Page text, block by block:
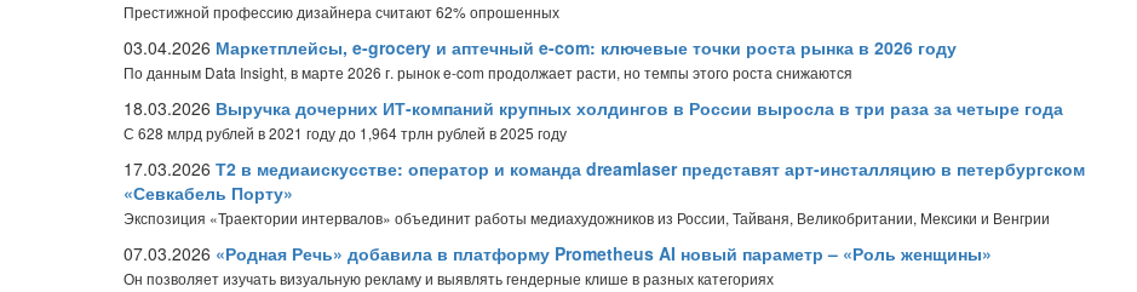
Престижной профессию дизайнера считают 62% опрошенных
03.04.2026 Маркетплейсы, e-grocery и аптечный e-com: ключевые точки роста рынка в 2026 году
По данным Data Insight, в марте 2026 г. рынок e-com продолжает расти, но темпы этого роста снижаются
18.03.2026 Выручка дочерних ИТ-компаний крупных холдингов в России выросла в три раза за четыре года
С 628 млрд рублей в 2021 году до 1,964 трлн рублей в 2025 году
17.03.2026 Т2 в медиаискусстве: оператор и команда dreamlaser представят арт-инсталляцию в петербургском
«Севкабель Порту»
Экспозиция «Траектории интервалов» объединит работы медиахудожников из России, Тайваня, Великобритании, Мексики и Венгрии
07.03.2026 «Родная Речь» добавила в платформу Prometheus AI новый параметр – «Роль женщины»
Он позволяет изучать визуальную рекламу и выявлять гендерные клише в разных категориях